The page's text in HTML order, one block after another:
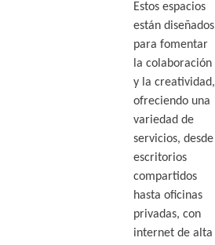
Estos espacios
están diseñados
para fomentar
la colaboración
y la creatividad,
ofreciendo una
variedad de
servicios, desde
escritorios
compartidos
hasta oficinas
privadas, con
internet de alta